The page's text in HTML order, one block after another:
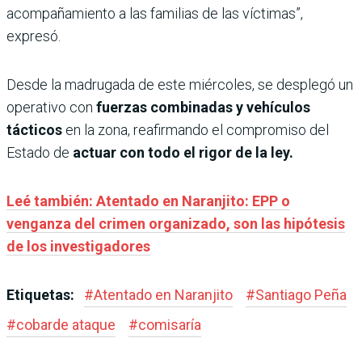
acompañamiento a las familias de las víctimas”,
expresó.
Desde la madrugada de este miércoles, se desplegó un
operativo con fuerzas combinadas y vehículos
tácticos en la zona, reafirmando el compromiso del
Estado de actuar con todo el rigor de la ley.
Leé también: Atentado en Naranjito: EPP o
venganza del crimen organizado, son las hipótesis
de los investigadores
Etiquetas: #Atentado en Naranjito #Santiago Peña
#cobarde ataque #comisaría